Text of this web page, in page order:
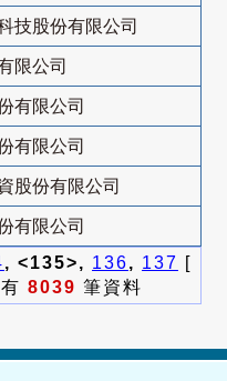
技股份有限公司
限公司
有限公司
有限公司
股份有限公司
有限公司
, <135>, 136, 137 [
8039 筆資料